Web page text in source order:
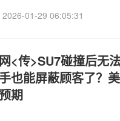
2026-01-29 06:05:31
<传>SU7碰撞后无
也能屏蔽顾客了？
期